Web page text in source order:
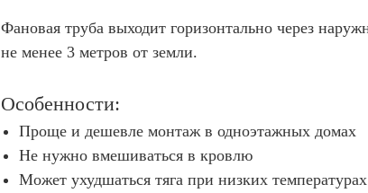
Фановая труба выходит горизонтально через
не менее 3 метров от земли.
Особенности:
Проще и дешевле монтаж в одноэтажных домах
Не нужно вмешиваться в кровлю
Может ухудшаться тяга при низких температурах